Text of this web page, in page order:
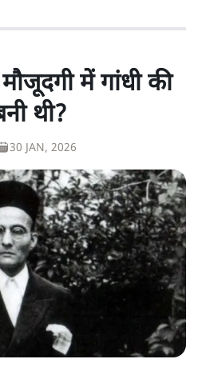
में गांधी की
थी?
30 JAN, 2026